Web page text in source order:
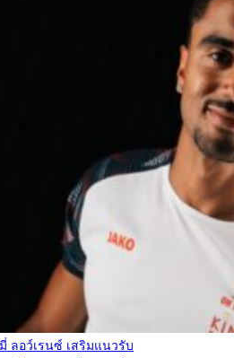
ลอว์เรนซ์ เสริมแนวรับ